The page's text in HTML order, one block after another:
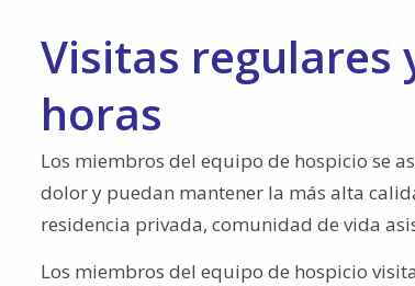
Visitas regulares
horas
Los miembros del equipo de hospicio se
dolor y puedan mantener la más alta
residencia privada, comunidad de vida
Los miembros del equipo de hospicio